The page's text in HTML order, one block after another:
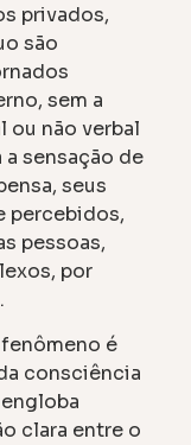
privados,
são
sem a
ou não verbal
sensação de
seus
percebidos,
pessoas,
por
é
consciência
clara entre o